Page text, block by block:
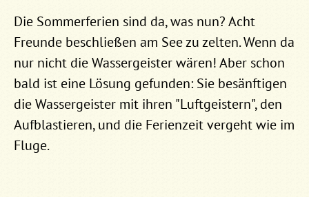
Die Sommerferien sind da, was nun? Acht
Freunde beschließen am See zu zelten. Wenn da
nur nicht die Wassergeister wären! Aber schon
bald ist eine Lösung gefunden: Sie besänftigen
die Wassergeister mit ihren "Luftgeistern", den
Aufblastieren, und die Ferienzeit vergeht wie im
Fluge.